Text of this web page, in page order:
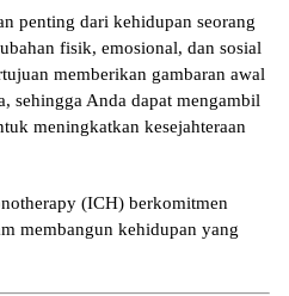
penting dari kehidupan seorang
fisik, emosional, dan sosial
memberikan gambaran awal
sehingga Anda dapat mengambil
meningkatkan kesejahteraan
(ICH) berkomitmen
membangun kehidupan yang